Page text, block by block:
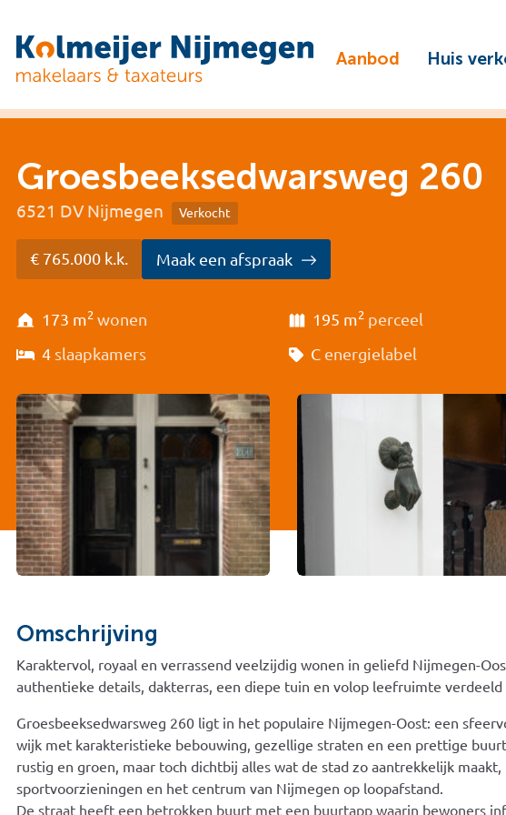
Aanbod Huis
Groesbeeksedwarsweg 260
6521 DV Nijmegen Verkocht
€ 765.000 k.k. Maak een afspraak
173 m2 wonen 195 m2 perceel
4 slaapkamers C energielabel
Omschrijving
Karaktervol, royaal en verrassend veelzijdig wonen in geliefd Nijmegen-
authentieke details, dakterras, een diepe tuin en volop leefruimte verdeeld
Groesbeeksedwarsweg 260 ligt in het populaire Nijmegen-Oost: een
wijk met karakteristieke bebouwing, gezellige straten en een prettige
rustig en groen, maar toch dichtbij alles wat de stad zo aantrekkelijk
sportvoorzieningen en het centrum van Nijmegen op loopafstand.
De straat heeft een betrokken buurt met een buurtapp waarin bewoners